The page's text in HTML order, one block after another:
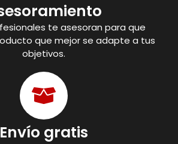
te asesoran para que
que mejor se adapte a tus
objetivos.
Envío gratis